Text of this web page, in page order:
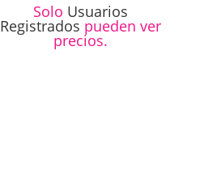
Solo Usuarios
Registrados pueden ver
precios.